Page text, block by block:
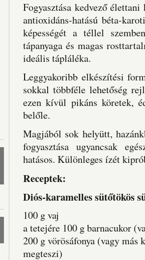
Fogyasztása kedvező
antioxidáns-hatású béta-
képességét a téllel
tápanyaga és magas
ideális tápláléka.
Leggyakoribb elkészítési
sokkal többféle lehetőség
ezen kívül pikáns köretek,
belőle.
Magjából sok helyütt,
fogyasztása ugyancsak
hatásos. Különleges ízét
Receptek:
Diós-karamelles sütőtökös
100 g vaj
a tetejére 100 g barnacukor
200 g vörösáfonya (vagy
megteszi)